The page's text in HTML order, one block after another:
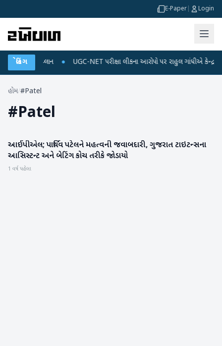
E-Paper Login
બ્રેકિંગ
અને ડેટા પ્લાન ● UGC-NET પરીક્ષા લીકના આરોપો પર રાહુલ ગાંધીએ કેન્દ્ર પર
હોમ/#Patel
#Patel
રમતગમત
આઈપીએલ; પાર્થિવ પટેલને મહત્વની જવાબદારી, ગુજરાત ટાઇટન્સના
આસિસ્ટન્ટ અને બેટિંગ કોચ તરીકે જોડાયો
1 વર્ષ પહેલા